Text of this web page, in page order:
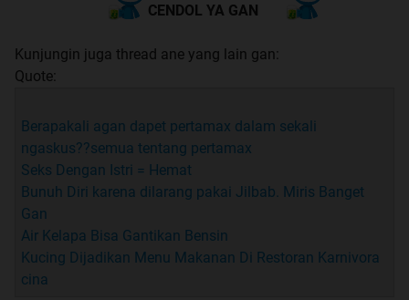
CENDOL YA GAN
Kunjungin juga thread ane yang lain gan:
Quote:
Berapakali agan dapet pertamax dalam sekali
ngaskus??semua tentang pertamax
Seks Dengan Istri = Hemat
Bunuh Diri karena dilarang pakai Jilbab. Miris Banget
Gan
Air Kelapa Bisa Gantikan Bensin
Kucing Dijadikan Menu Makanan Di Restoran Karnivora
cina